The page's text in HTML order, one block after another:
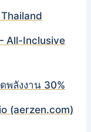
All-Inclusive
พลังงาน 30%
(aerzen.com)